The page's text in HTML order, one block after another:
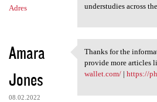
Adres
understudies across
Amara
Jones
08.02.2022
Thanks for the
Thanks for the
provide more articles
wallet.com/| https://